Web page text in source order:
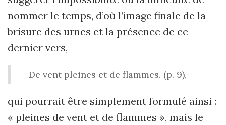
nommer le temps, d’où l’image finale de la
brisure des urnes et la présence de ce
dernier vers,
De vent pleines et de flammes. (p. 9),
qui pourrait être simplement formulé ainsi :
« pleines de vent et de flammes », mais le